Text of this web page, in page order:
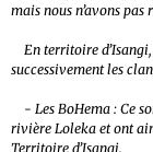
mais nous n’avons pas
En territoire
successivement les
- Les BoHema : Ce
rivière Loleka et ont
Territoire d’Isangi.